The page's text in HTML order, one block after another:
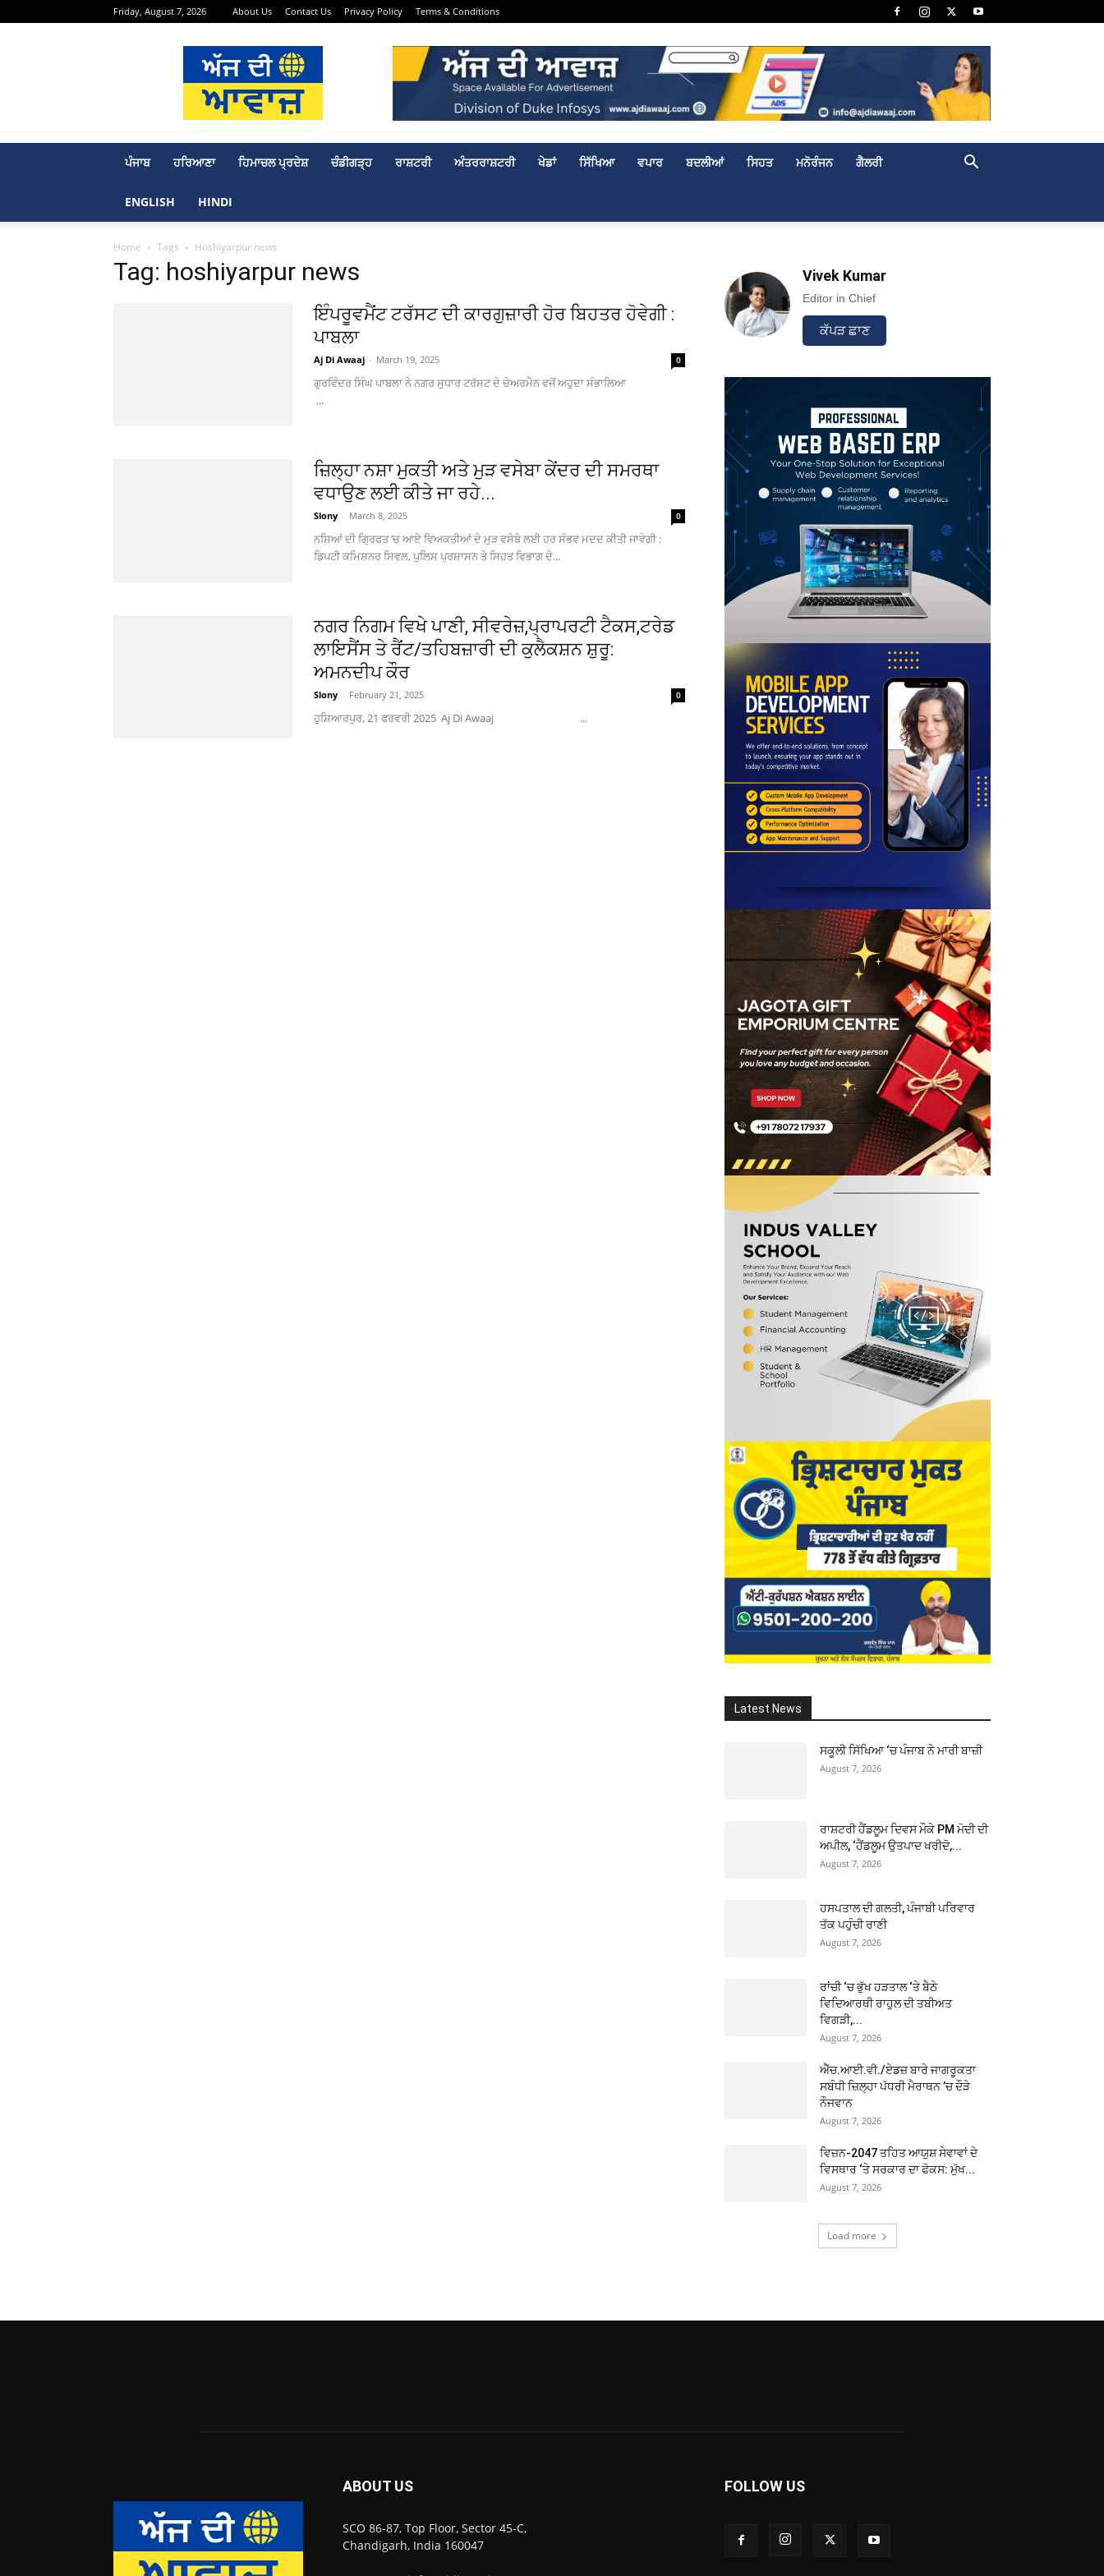
Friday, August 7, 2026 About Us Contact Us Privacy Policy Terms & Conditions
Aj
Di
Awaaj
–
Punjabi
News
Portal
ਪੰਜਾਬ ਹਰਿਆਣਾ ਹਿਮਾਚਲ ਪ੍ਰਦੇਸ਼ ਚੰਡੀਗੜ੍ਹ ਰਾਸ਼ਟਰੀ ਅੰਤਰਰਾਸ਼ਟਰੀ ਖੇਡਾਂ ਸਿੱਖਿਆ ਵਪਾਰ ਬਦਲੀਆਂ ਸਿਹਤ ਮਨੋਰੰਜਨ ਗੈਲਰੀ
ENGLISH HINDI
Home Tags Hoshiyarpur news
Tag: hoshiyarpur news
ਇੰਪਰੂਵਮੈਂਟ ਟਰੱਸਟ ਦੀ ਕਾਰਗੁਜ਼ਾਰੀ ਹੋਰ ਬਿਹਤਰ ਹੋਵੇਗੀ :
ਪਾਬਲਾ
Aj Di Awaaj - March 19, 2025 0
ਗੁਰਵਿੰਦਰ ਸਿੰਘ ਪਾਬਲਾ ਨੇ ਨਗਰ ਸੁਧਾਰ ਟਰੱਸਟ ਦੇ ਚੇਅਰਮੈਨ ਵਜੋਂ ਅਹੁਦਾ ਸੰਭਾਲਿਆ
...
ਜ਼ਿਲ੍ਹਾ ਨਸ਼ਾ ਮੁਕਤੀ ਅਤੇ ਮੁੜ ਵਸੇਬਾ ਕੇਂਦਰ ਦੀ ਸਮਰਥਾ
ਵਧਾਉਣ ਲਈ ਕੀਤੇ ਜਾ ਰਹੇ...
Slony - March 8, 2025 0
ਨਸ਼ਿਆਂ ਦੀ ਗ੍ਰਿਫਤ ’ਚ ਆਏ ਵਿਅਕਤੀਆਂ ਦੇ ਮੁੜ ਵਸੇਬੇ ਲਈ ਹਰ ਸੰਭਵ ਮਦਦ ਕੀਤੀ ਜਾਵੇਗੀ :
ਡਿਪਟੀ ਕਮਿਸ਼ਨਰ ਸਿਵਲ, ਪੁਲਿਸ ਪ੍ਰਸ਼ਾਸਨ ਤੇ ਸਿਹਤ ਵਿਭਾਗ ਦੇ...
ਨਗਰ ਨਿਗਮ ਵਿਖੇ ਪਾਣੀ, ਸੀਵਰੇਜ਼,ਪ੍ਰਾਪਰਟੀ ਟੈਕਸ,ਟਰੇਡ
ਲਾਇਸੈਂਸ ਤੇ ਰੈਂਟ/ਤਹਿਬਜ਼ਾਰੀ ਦੀ ਕੁਲੈਕਸ਼ਨ ਸ਼ੁਰੂ:
ਅਮਨਦੀਪ ਕੌਰ
Slony - February 21, 2025 0
ਹੁਸ਼ਿਆਰਪੁਰ, 21 ਫਰਵਰੀ 2025 Aj Di Awaaj ...
Vivek Kumar
Editor in Chief
ਕੱਪੜ ਛਾਣ
Latest News
ਸਕੂਲੀ ਸਿੱਖਿਆ ‘ਚ ਪੰਜਾਬ ਨੇ ਮਾਰੀ ਬਾਜ਼ੀ
August 7, 2026
ਰਾਸ਼ਟਰੀ ਹੈਂਡਲੂਮ ਦਿਵਸ ਮੌਕੇ PM ਮੋਦੀ ਦੀ
ਅਪੀਲ, ‘ਹੈਂਡਲੂਮ ਉਤਪਾਦ ਖਰੀਦੋ,...
August 7, 2026
ਹਸਪਤਾਲ ਦੀ ਗਲਤੀ, ਪੰਜਾਬੀ ਪਰਿਵਾਰ
ਤੱਕ ਪਹੁੰਚੀ ਰਾਣੀ
August 7, 2026
ਰਾਂਚੀ ‘ਚ ਭੁੱਖ ਹੜਤਾਲ ‘ਤੇ ਬੈਠੇ
ਵਿਦਿਆਰਥੀ ਰਾਹੁਲ ਦੀ ਤਬੀਅਤ
ਵਿਗੜੀ,...
August 7, 2026
ਐੱਚ.ਆਈ.ਵੀ./ਏਡਜ਼ ਬਾਰੇ ਜਾਗਰੂਕਤਾ
ਸਬੰਧੀ ਜ਼ਿਲ੍ਹਾ ਪੱਧਰੀ ਮੈਰਾਥਨ ’ਚ ਦੌੜੇ
ਨੌਜਵਾਨ
August 7, 2026
ਵਿਜ਼ਨ-2047 ਤਹਿਤ ਆਯੁਸ਼ ਸੇਵਾਵਾਂ ਦੇ
ਵਿਸਥਾਰ ‘ਤੇ ਸਰਕਾਰ ਦਾ ਫੋਕਸ: ਮੁੱਖ...
August 7, 2026
Load more
ABOUT US
SCO 86-87, Top Floor, Sector 45-C,
Chandigarh, India 160047
FOLLOW US